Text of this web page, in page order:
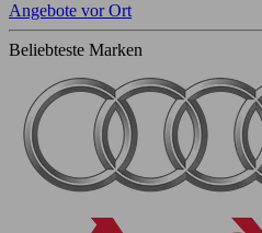
Angebote vor Ort
Beliebteste Marken